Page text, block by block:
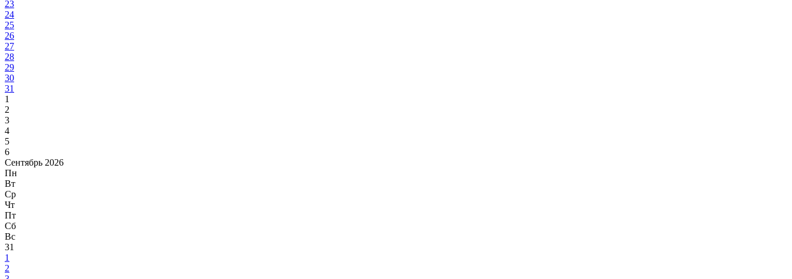
23
24
25
26
27
28
29
30
31
1
2
3
4
5
6
Сентябрь 2026
Пн
Вт
Ср
Чт
Пт
Сб
Вс
31
1
2